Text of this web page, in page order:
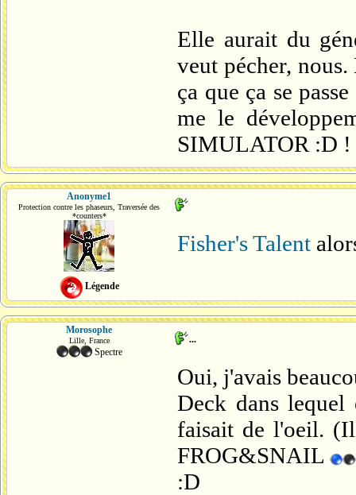
Elle aurait du
veut pécher,
ça que ça se
me le
SIMULATOR :D !
Anonyme1
Protection contre les phaseurs, Traversée des
*counters*
Légende
Fisher's Talent
Morosophe
Lille, France
Spectre
...
Oui, j'avais
Deck dans
faisait de l'oeil.
FROG&SNAIL
:D